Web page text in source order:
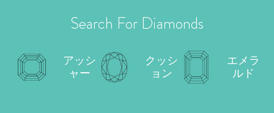
Search For Diamonds
アッシ
ャー
クッシ
ョン
エメラ
ルド